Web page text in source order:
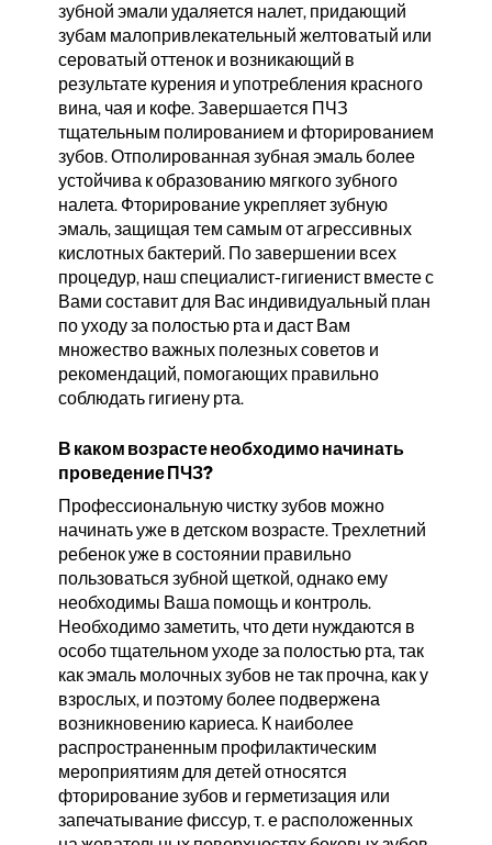
зубной эмали удаляется налет, придающий
зубам малопривлекательный желтоватый или
сероватый оттенок и возникающий в
результате курения и употребления красного
вина, чая и кофе. Завершаeтся ПЧЗ
тщательным полированием и фторированием
зубов. Отполированная зубная эмаль более
устойчива к образованию мягкого зубного
налета. Фторирование укрепляет зубную
эмаль, защищая тем самым от агрессивных
кислотных бактерий. По завершении всех
процедур, наш специалист-гигиенист вместе с
Вами составит для Вас индивидуальный план
по уходу за полостью рта и даст Вам
множество важных полезных советов и
рекомендаций, помогающих правильно
соблюдать гигиену рта.
В каком возрасте необходимо начинать
проведение ПЧЗ?
Профессиональную чистку зубов можно
начинать уже в детском возрасте. Трехлетний
ребенок уже в состоянии правильно
пользоваться зубной щеткой, однако ему
необходимы Ваша помощь и контроль.
Необходимо заметить, что дети нуждаются в
особо тщательном уходе за полостью рта, так
как эмаль молочных зубов не так прочна, как у
взрослых, и поэтому более подвержена
возникновению кариеса. К наиболее
распространенным профилактическим
мероприятиям для детей относятся
фторирование зубов и герметизация или
запечатываниe фиссур, т. е расположенных